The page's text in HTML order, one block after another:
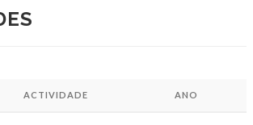
ACTIVIDADE ANO